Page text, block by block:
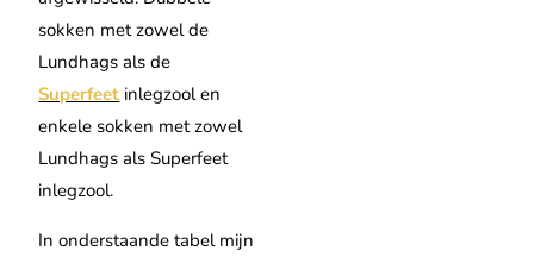
sokken met zowel de
Lundhags als de
Superfeet inlegzool en
enkele sokken met zowel
Lundhags als Superfeet
inlegzool.
In onderstaande tabel mijn